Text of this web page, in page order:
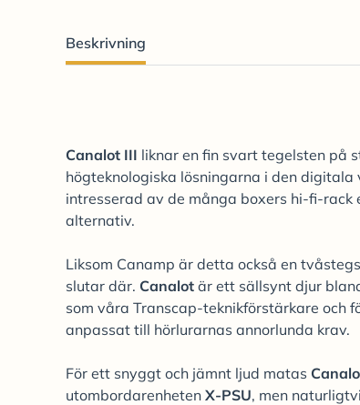
Beskrivning
Canalot III liknar en fin svart tegelsten på
högteknologiska lösningarna i den
intresserad av de många boxers hi-fi-
alternativ.
Liksom Canamp är detta också en
slutar där. Canalot är ett sällsynt djur
som våra Transcap-teknikförstärkare och
anpassat till hörlurarnas annorlunda krav.
För ett snyggt och jämnt ljud matas
utombordarenheten X-PSU, men